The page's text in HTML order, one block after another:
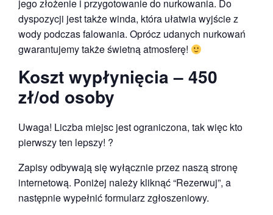
jego złożenie i przygotowanie do nurkowania. Do
dyspozycji jest także winda, która ułatwia wyjście z
wody podczas falowania. Oprócz udanych nurkowań
gwarantujemy także świetną atmosferę!
Koszt wypłynięcia – 450
zł/od osoby
Uwaga! Liczba miejsc jest ograniczona, tak więc kto
pierwszy ten lepszy! ?
Zapisy odbywają się wyłącznie przez naszą stronę
internetową. Poniżej należy kliknąć “Rezerwuj”, a
następnie wypełnić formularz zgłoszeniowy.